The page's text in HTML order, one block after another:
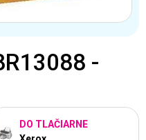
-
DO TLAČIARNE